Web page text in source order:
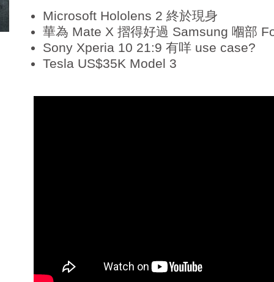
Microsoft Hololens 2 終於現身
華為 Mate X 摺得好過 Samsung 嗰部
Sony Xperia 10 21:9 有咩 use case?
Tesla US$35K Model 3